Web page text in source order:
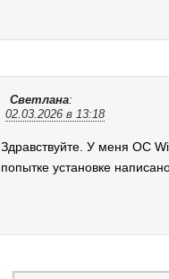
Светлана:
02.03.2026 в 13:18
Здравствуйте. У меня ОС
попытке установке